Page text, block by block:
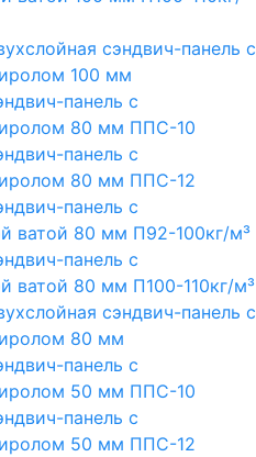
сэндвич-панель с
100 мм
панель с
80 мм ППС-10
панель с
80 мм ППС-12
панель с
ватой 80 мм П92-100кг/м³
панель с
ватой 80 мм П100-110кг/м³
сэндвич-панель с
80 мм
панель с
50 мм ППС-10
панель с
50 мм ППС-12